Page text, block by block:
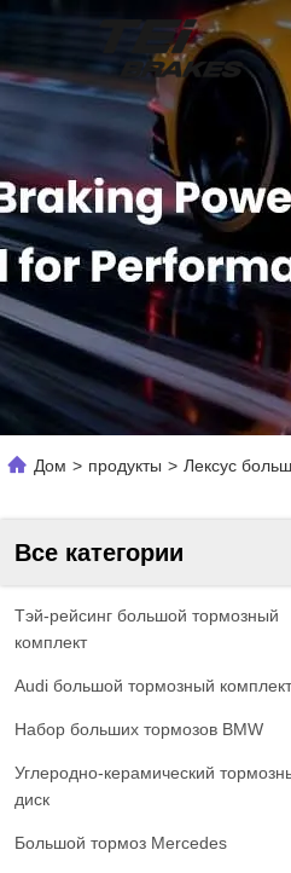
Дом > продукты > Лексус
Все категории
Тэй-рейсинг большой тормозный
комплект
Audi большой тормозный комплект
Набор больших тормозов BMW
Углеродно-керамический
диск
Большой тормоз Mercedes